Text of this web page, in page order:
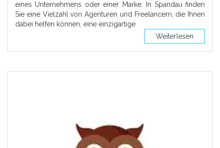
eines Unternehmens oder einer Marke. In Spandau finden
Sie eine Vielzahl von Agenturen und Freelancern, die Ihnen
dabei helfen können, eine einzigartige
Weiterlesen